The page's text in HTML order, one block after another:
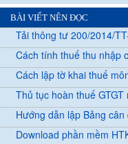
BÀI VIẾT NÊN ĐỌC
Tải thông tư 200/2014/
Cách tính thuế thu nhập
Cách lập tờ khai thuế
Thủ tục hoàn thuế GTGT
Hướng dẫn lập Bảng
Download phần mềm